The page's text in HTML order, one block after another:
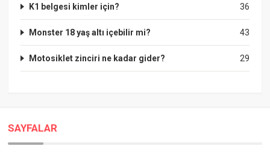
36
K1 belgesi kimler için?
43
Monster 18 yaş altı içebilir mi?
29
Motosiklet zinciri ne kadar gider?
SAYFALAR